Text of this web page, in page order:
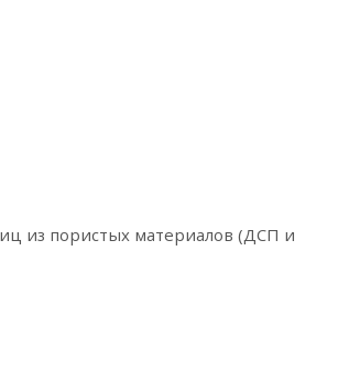
из пористых материалов (ДСП и